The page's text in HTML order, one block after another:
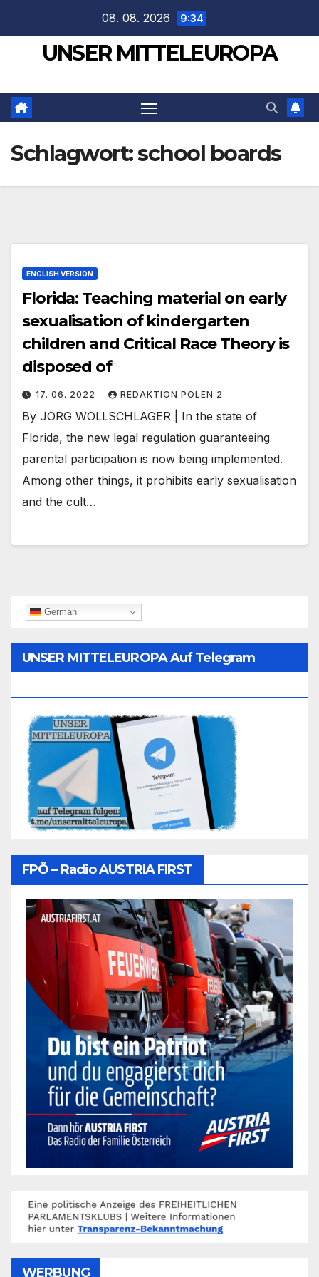
springen
08. 08. 2026 9:34
UNSER MITTELEUROPA
Schlagwort:school boards
ENGLISH VERSION
Florida: Teaching material on early
sexualisation of kindergarten
children and Critical Race Theory is
disposed of
17. 06. 2022 REDAKTION POLEN 2
By JÖRG WOLLSCHLÄGER | In the state of
Florida, the new legal regulation guaranteeing
parental participation is now being implemented.
Among other things, it prohibits early sexualisation
and the cult…
German
UNSER MITTELEUROPA Auf Telegram
FPÖ – Radio AUSTRIA FIRST
WERBUNG